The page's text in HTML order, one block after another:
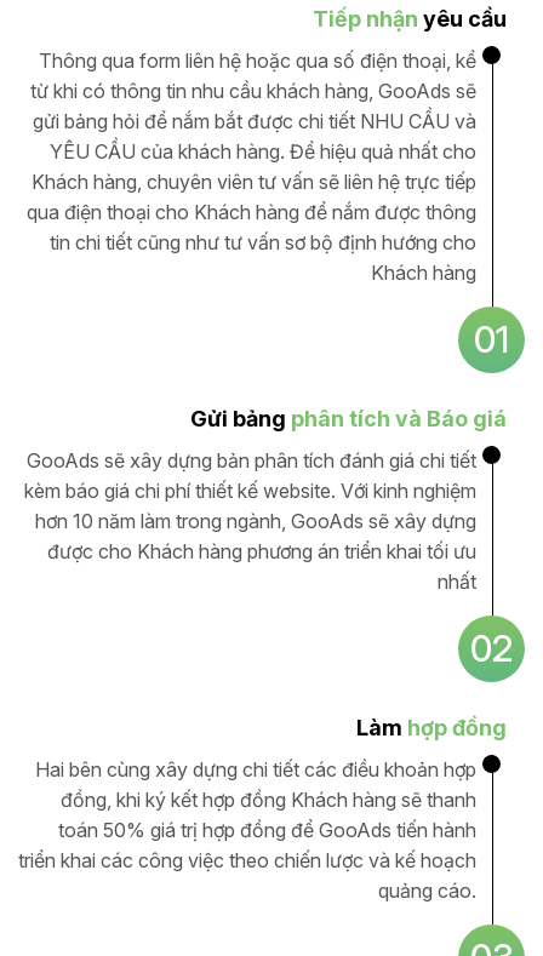
Tiếp nhận yêu cầu
Thông qua form liên hệ hoặc qua số điện thoại, kể
từ khi có thông tin nhu cầu khách hàng, GooAds sẽ
gửi bảng hỏi để nắm bắt được chi tiết NHU CẦU và
YÊU CẦU của khách hàng. Để hiệu quả nhất cho
Khách hàng, chuyên viên tư vấn sẽ liên hệ trực tiếp
qua điện thoại cho Khách hàng để nắm được thông
tin chi tiết cũng như tư vấn sơ bộ định hướng cho
Khách hàng
01
Gửi bảng phân tích và Báo giá
GooAds sẽ xây dựng bản phân tích đánh giá chi tiết
kèm báo giá chi phí thiết kế website. Với kinh nghiệm
hơn 10 năm làm trong ngành, GooAds sẽ xây dựng
được cho Khách hàng phương án triển khai tối ưu
nhất
02
Làm hợp đồng
Hai bên cùng xây dựng chi tiết các điều khoản hợp
đồng, khi ký kết hợp đồng Khách hàng sẽ thanh
toán 50% giá trị hợp đồng để GooAds tiến hành
triển khai các công việc theo chiến lược và kế hoạch
quảng cáo.